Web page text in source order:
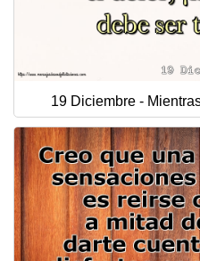
19 Diciembre -